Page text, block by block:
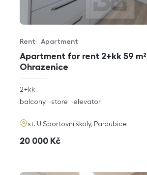
Apartment for rent 2+kk 59
Ohrazenice
Offer type
Rent
Property type
Apartment
rozměry
disposition
2+kk
funkce
balcony store elevator
adresa
st. U Sportovní školy, Pardubice
cena
20 000 Kč